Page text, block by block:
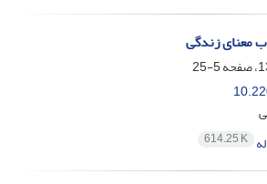
معنای زندگی
5-25
614.25 K